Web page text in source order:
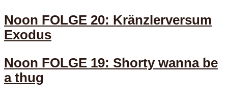
Noon FOLGE 20: Kränzlerversum
Exodus
Noon FOLGE 19: Shorty wanna be
a thug